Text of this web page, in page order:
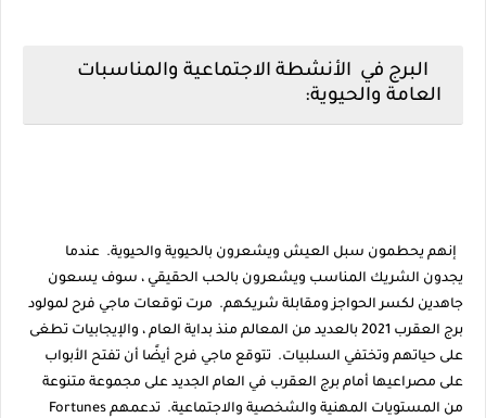
البرج في الأنشطة الاجتماعية والمناسبات
العامة والحيوية:
إنهم يحطمون سبل العيش ويشعرون بالحيوية والحيوية. عندما
يجدون الشريك المناسب ويشعرون بالحب الحقيقي ، سوف يسعون
جاهدين لكسر الحواجز ومقابلة شريكهم. مرت توقعات ماجي فرح لمولود
برج العقرب 2021 بالعديد من المعالم منذ بداية العام ، والإيجابيات تطغى
على حياتهم وتختفي السلبيات. تتوقع ماجي فرح أيضًا أن تفتح الأبواب
على مصراعيها أمام برج العقرب في العام الجديد على مجموعة متنوعة
من المستويات المهنية والشخصية والاجتماعية. تدعمهم Fortunes